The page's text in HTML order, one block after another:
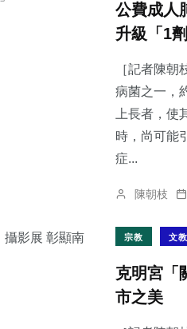
公費成人
升級「1劑
［記者陳
病菌之一，
上長者，
時，尚可能
症...
陳朝枝
宗教 文教
克明宮「
市之美